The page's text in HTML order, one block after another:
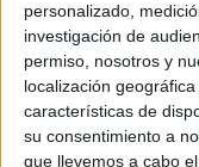
personalizado,
investigación de
permiso, nosotros y
localización
características de
su consentimiento a
que llevemos a cabo
Escribe aquí las
respondieran:
disponibles…:
Acepto los